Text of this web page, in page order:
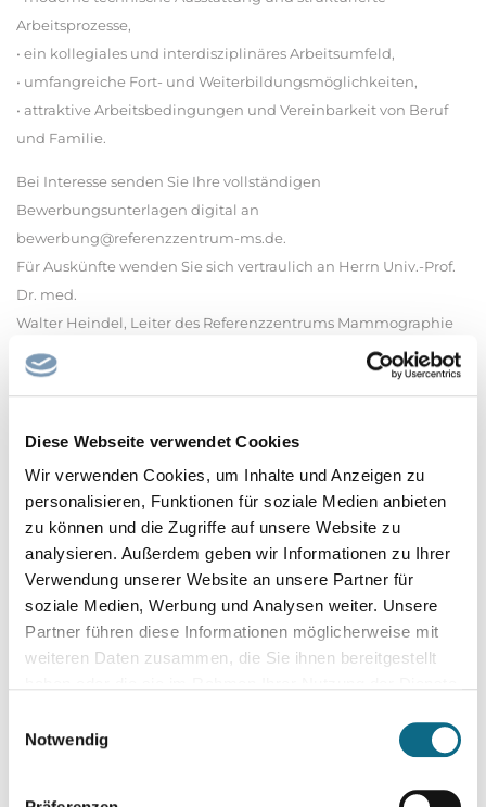
Diese Webseite verwendet Cookies
Wir verwenden Cookies, um Inhalte und Anzeigen zu
personalisieren, Funktionen für soziale Medien anbieten
zu können und die Zugriffe auf unsere Website zu
analysieren. Außerdem geben wir Informationen zu Ihrer
Verwendung unserer Website an unsere Partner für
soziale Medien, Werbung und Analysen weiter. Unsere
Partner führen diese Informationen möglicherweise mit
weiteren Daten zusammen, die Sie ihnen bereitgestellt
Notwendig
Arbeitsprozesse,
• ein kollegiales und interdisziplinäres Arbeitsumfeld,
• umfangreiche Fort- und Weiterbildungsmöglichkeiten,
• attraktive Arbeitsbedingungen und Vereinbarkeit von Beruf
und Familie.
Bei Interesse senden Sie Ihre vollständigen
Bewerbungsunterlagen digital an
bewerbung@referenzzentrum-ms.de.
Für Auskünfte wenden Sie sich vertraulich an Herrn Univ.-Prof.
Dr. med.
Walter Heindel, Leiter des Referenzzentrums Mammographie
Münster unter
bewerbung@referenzzentrum-ms.de.
Qualität und Fortentwicklung